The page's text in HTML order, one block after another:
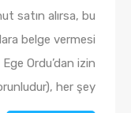
satın alırsa, bu
belge vermesi
Ordu’dan izin
her şey…